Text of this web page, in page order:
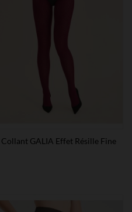
Collant GALIA Effet Résille Fine